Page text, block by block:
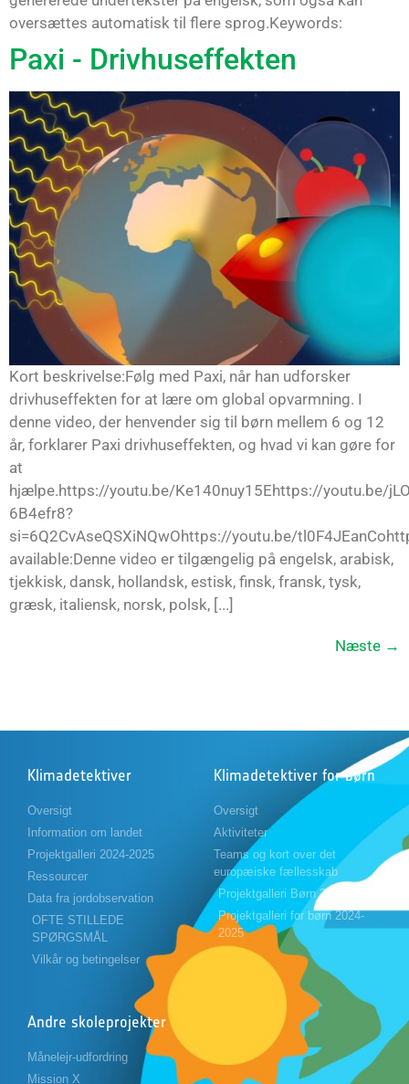
oversættes automatisk til flere sprog.Keywords:
Paxi - Drivhuseffekten
Kort beskrivelse:Følg med Paxi, når han udforsker
drivhuseffekten for at lære om global opvarmning. I
denne video, der henvender sig til børn mellem 6 og 12
år, forklarer Paxi drivhuseffekten, og hvad vi kan gøre for
at
hjælpe.https://youtu.be/Ke140nuy15Ehttps://youtu.be/
6B4efr8?
si=6Q2CvAseQSXiNQwOhttps://youtu.be/
available:Denne video er tilgængelig på engelsk, arabisk,
tjekkisk, dansk, hollandsk, estisk, finsk, fransk, tysk,
græsk, italiensk, norsk, polsk, [...]
Næste →
Klimadetektiver
Oversigt
Information om landet
Projektgalleri 2024-2025
Ressourcer
Data fra jordobservation
OFTE STILLEDE
SPØRGSMÅL
Vilkår og betingelser
Klimadetektiver for børn
Oversigt
Aktiviteter
Teams og kort over det
europæiske fællesskab
Projektgalleri Børn 2023-2024
Projektgalleri for børn 2024-
2025
Andre skoleprojekter
Månelejr-udfordring
Mission X